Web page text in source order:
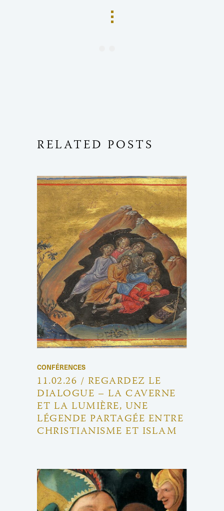
RELATED POSTS
CONFÉRENCES
11.02.26 / REGARDEZ LE
DIALOGUE – LA CAVERNE
ET LA LUMIÈRE, UNE
LÉGENDE PARTAGÉE ENTRE
CHRISTIANISME ET ISLAM